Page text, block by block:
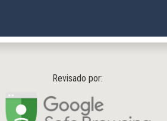
Revisado por: